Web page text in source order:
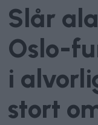
Slår
Oslo-
i
stort